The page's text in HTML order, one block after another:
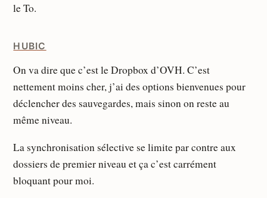
le To.
HUBIC
On va dire que c’est le Dropbox d’OVH. C’est
nettement moins cher, j’ai des options bienvenues pour
déclencher des sauvegardes, mais sinon on reste au
même niveau.
La synchronisation sélective se limite par contre aux
dossiers de premier niveau et ça c’est carrément
bloquant pour moi.